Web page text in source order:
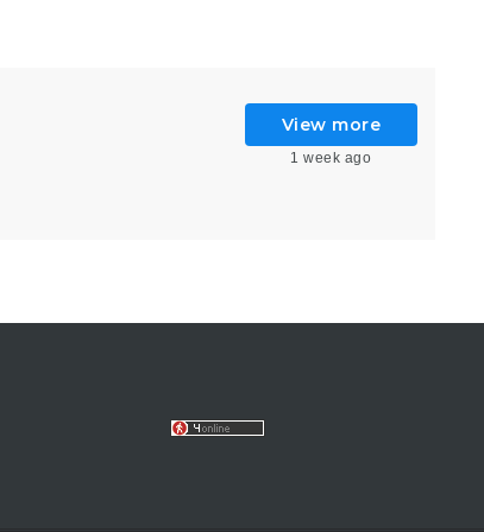
View more
1 week ago